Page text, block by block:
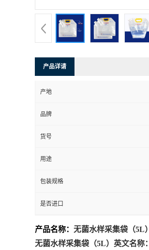
产品详请
产地
品牌
货号
用途
包装规格
是否进口
产品名称： 无菌水样采集袋（5L）
无菌水样采集袋（5L）英文名称：